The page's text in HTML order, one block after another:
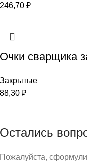
246,70 ₽
Очки сварщика
Закрытые
88,30 ₽
Остались
Пожалуйста,